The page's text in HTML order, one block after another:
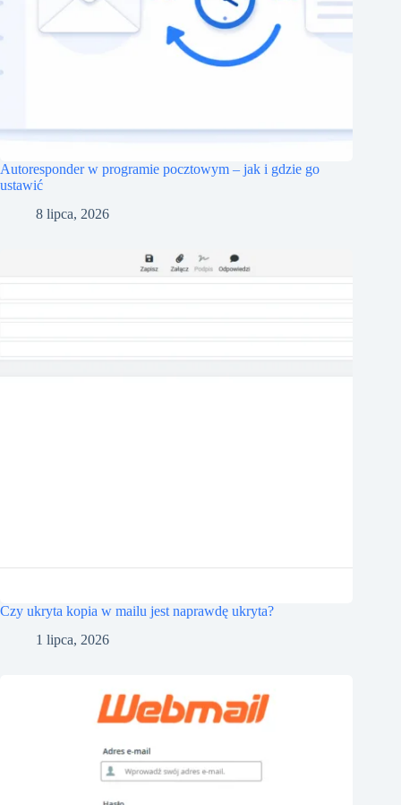
Autoresponder w programie pocztowym – jak i gdzie go
ustawić
8 lipca, 2026
Czy ukryta kopia w mailu jest naprawdę ukryta?
1 lipca, 2026